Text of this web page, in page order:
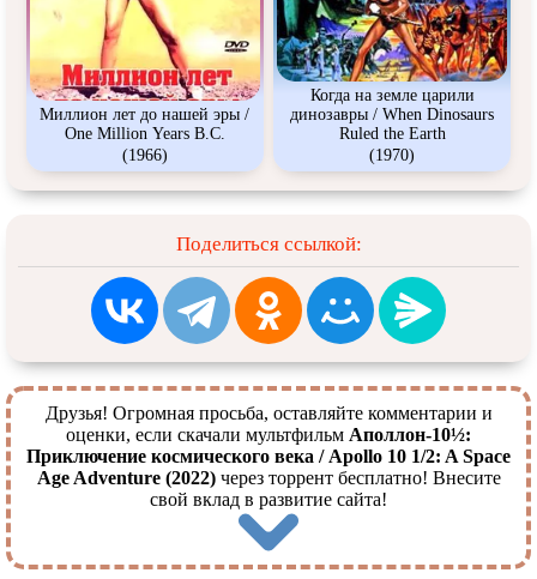
Миллион лет до нашей эры /
One Million Years B.C.
(1966)
Когда на земле царили
динозавры / When Dinosaurs
Ruled the Earth
(1970)
Поделиться ссылкой:
Друзья! Огромная просьба, оставляйте комментарии и
оценки, если скачали мультфильм Аполлон-10½:
Приключение космического века / Apollo 10 1/2: A Space
Age Adventure (2022)через торрент бесплатно! Внесите
свой вклад в развитие сайта!